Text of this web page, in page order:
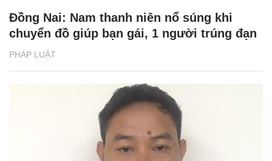
PHÁP LUẬT
Đồng Nai: Nam thanh niên nổ súng khi
chuyển đồ giúp bạn gái, 1 người trúng đạn